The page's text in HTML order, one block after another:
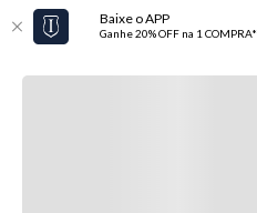
Baixe o APP
Ganhe 20% OFF na 1 COMPRA*